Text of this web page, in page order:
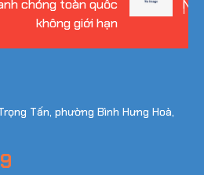
chóng toàn quốc
không giới hạn
Tấn, phường Bình Hưng Hoà,